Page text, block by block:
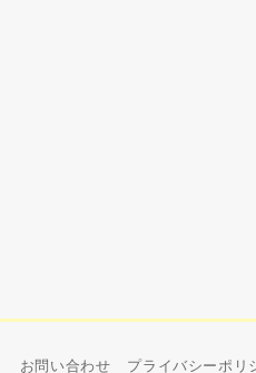
お問い合わせ プライバシーポリ